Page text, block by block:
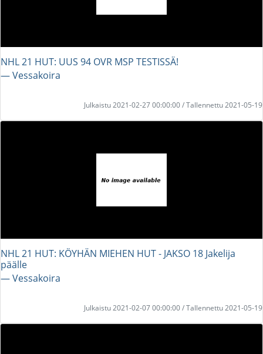
NHL 21 HUT: UUS 94 OVR MSP TESTISSÄ!
― Vessakoira
Julkaistu 2021-02-27 00:00:00 / Tallennettu 2021-05-19
NHL 21 HUT: KÖYHÄN MIEHEN HUT - JAKSO 18 Jakelija
päälle
― Vessakoira
Julkaistu 2021-02-07 00:00:00 / Tallennettu 2021-05-19